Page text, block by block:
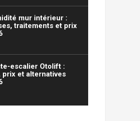
mur intérieur :
traitements et prix
escalier Otolift :
prix et alternatives